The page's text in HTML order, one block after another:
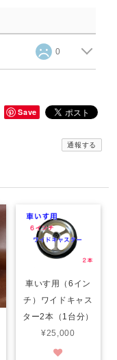
0
Save
通報する
車いす用（6イン
チ）ワイドキャス
ター2本（1台分）
¥25,000